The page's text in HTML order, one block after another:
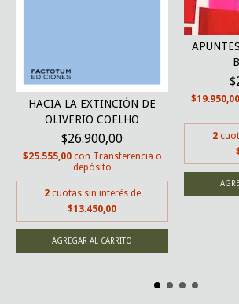
HACIA LA EXTINCIÓN DE
OLIVERIO COELHO
$26.900,00
$25.555,00 con Transferencia o
depósito
2 cuotas sin interés de
$13.450,00
$19.950,00
2